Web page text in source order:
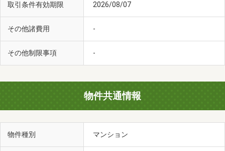
取引条件有効期限 2026/08/07
その他諸費用 -
その他制限事項 -
物件共通情報
物件種別 マンション